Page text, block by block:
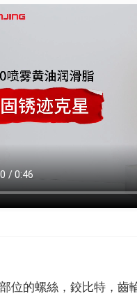
位的螺絲，鉸比特，齒